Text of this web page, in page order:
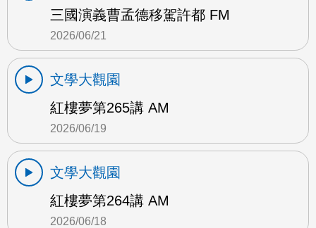
三國演義曹孟德移駕許都 FM
2026/06/21
文學大觀園
紅樓夢第265講 AM
2026/06/19
文學大觀園
紅樓夢第264講 AM
2026/06/18